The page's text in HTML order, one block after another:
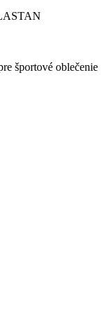
športové oblečenie